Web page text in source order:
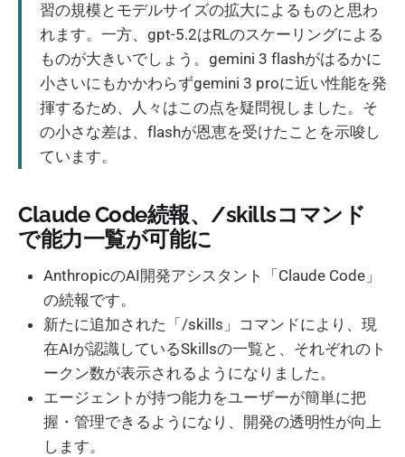
習の規模とモデルサイズの拡大によるものと思わ
れます。一方、gpt-5.2はRLのスケーリングによる
ものが大きいでしょう。gemini 3 flashがはるかに
小さいにもかかわらずgemini 3 proに近い性能を発
揮するため、人々はこの点を疑問視しました。そ
の小さな差は、flashが恩恵を受けたことを示唆し
ています。
Claude Code続報、/skillsコマンド
で能力一覧が可能に
AnthropicのAI開発アシスタント「Claude Code」
の続報です。
新たに追加された「/skills」コマンドにより、現
在AIが認識しているSkillsの一覧と、それぞれのト
ークン数が表示されるようになりました。
エージェントが持つ能力をユーザーが簡単に把
握・管理できるようになり、開発の透明性が向上
します。